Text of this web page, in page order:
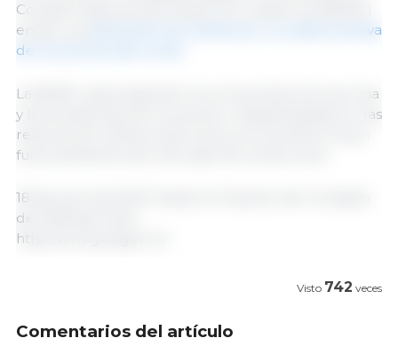
Comisión Nacional de Desarrollo y Reforma (NDRC)
emitió una
alerta de tres niveles por la caída excesiva
de los precios del cerdo
La NDRC supervisará de cerca la producción porcina
y las tendencias de los precios, realizará ajustes en las
reservas de manera oportuna y promoverá el buen
funcionamiento del mercado de cerdos vivos.
18 de junio de 2021/ Gobierno Popular del Condado
de Xinfeng/ China.
http://www.jxxf.gov.cn/
Visto 742 veces
Comentarios del artículo